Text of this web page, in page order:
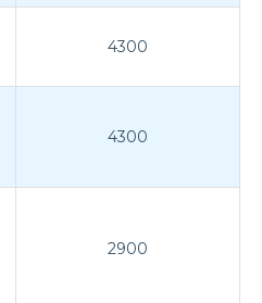
4300
4300
2900